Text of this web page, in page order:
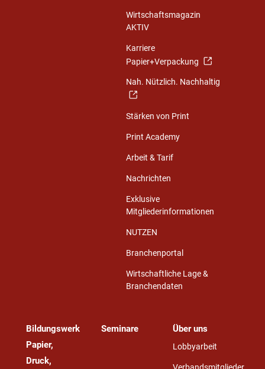
Wirtschaftsmagazin
AKTIV
Karriere
Papier+Verpackung
Nah. Nützlich. Nachhaltig
Stärken von Print
Print Academy
Arbeit & Tarif
Nachrichten
Exklusive
Mitgliederinformationen
NUTZEN
Branchenportal
Wirtschaftliche Lage &
Branchendaten
Bildungswerk
Papier,
Druck,
Seminare Über uns
Lobbyarbeit